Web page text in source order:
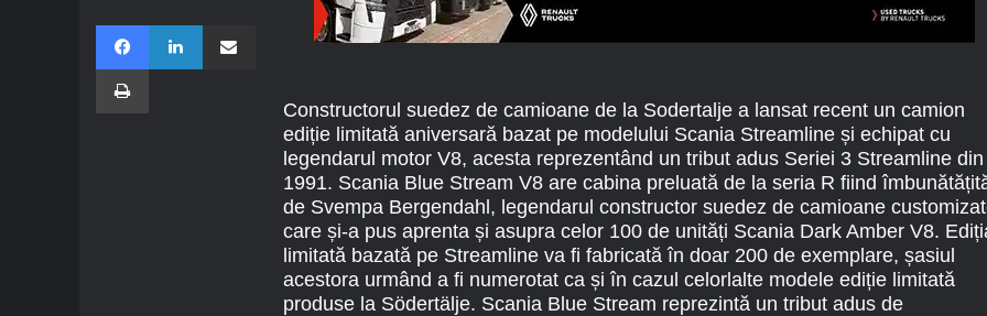
Constructorul suedez de camioane de la Sodertalje a lansat recent un camion
ediție limitată aniversară bazat pe modelului Scania Streamline și echipat cu
legendarul motor V8, acesta reprezentând un tribut adus Seriei 3 Streamline din
1991. Scania Blue Stream V8 are cabina preluată de la seria R fiind
de Svempa Bergendahl, legendarul constructor suedez de camioane
care și-a pus aprenta și asupra celor 100 de unități Scania Dark Amber V8.
limitată bazată pe Streamline va fi fabricată în doar 200 de exemplare, șasiul
acestora urmând a fi numerotat ca și în cazul celorlalte modele ediție limitată
produse la Södertälje. Scania Blue Stream reprezintă un tribut adus de
Facebook LinkedIn
Imprimare